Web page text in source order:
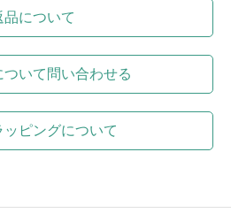
品について
ついて問い合わせる
ッピングについて